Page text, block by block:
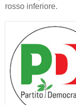
rosso inferiore.